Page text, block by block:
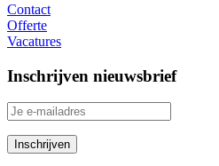
Contact
Offerte
Vacatures
Inschrijven nieuwsbrief